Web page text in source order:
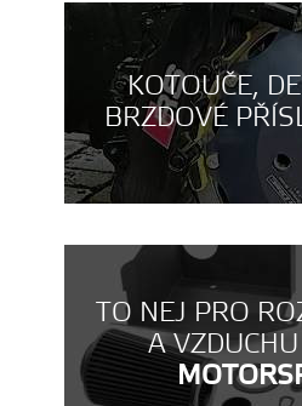
KOTOUČE,
BRZDOVÉ
TO NEJ PRO
A VZDUCHU